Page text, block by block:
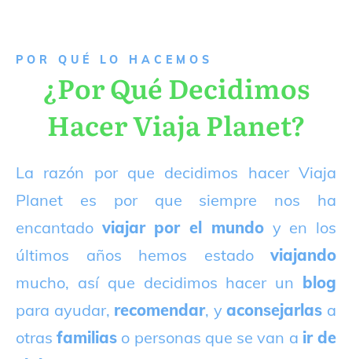
P OR QUÉ LO HACEMOS
¿Por Qué Decidimos
Hacer Viaja Planet?
La razón por que decidimos hacer Viaja
Planet es por que siempre nos ha
encantado viajar por el mundoy en los
últimos años hemos estado viajando
mucho, así que decidimos hacer un blog
para ayudar, recomendar, yaconsejarlas a
otrasfamilias o personas que se van a ir de